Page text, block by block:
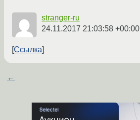
stranger-ru
24.11.2017 21:03:58 +00:00
Ссылка
←